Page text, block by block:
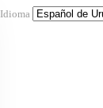
Idioma